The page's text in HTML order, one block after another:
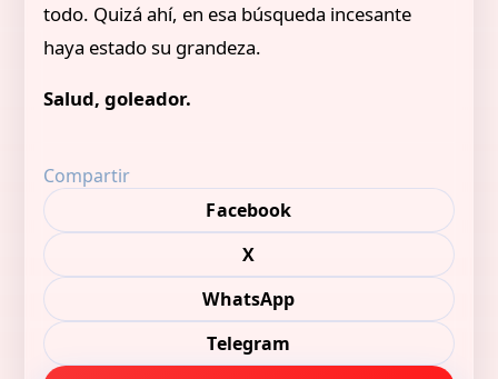
todo. Quizá ahí, en esa búsqueda incesante
haya estado su grandeza.
Salud, goleador.
Compartir
Facebook
X
WhatsApp
Telegram